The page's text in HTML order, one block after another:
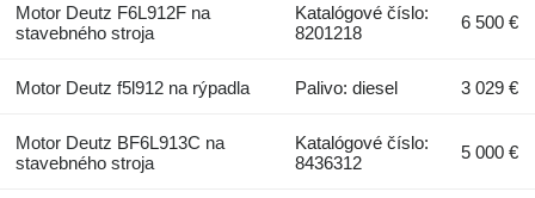
Motor Deutz F6L912F na
stavebného stroja
Katalógové číslo:
8201218
6 500 €
Motor Deutz f5l912 na rýpadla Palivo: diesel 3 029 €
Motor Deutz BF6L913C na
stavebného stroja
Katalógové číslo:
8436312
5 000 €